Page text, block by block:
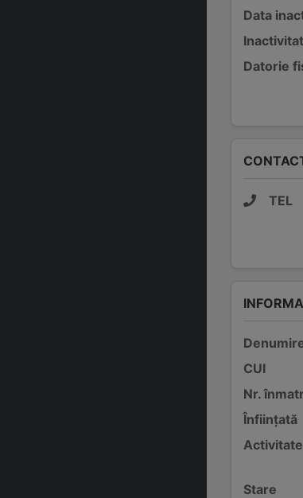
Data
Datorie
TEL
CUI
Nr.
Înființată
Activitate
Stare